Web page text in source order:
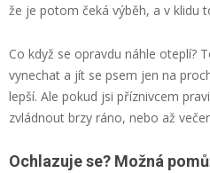
že je potom čeká výběh, a v klidu
Co když se opravdu náhle oteplí?
vynechat a jít se psem jen na
lepší. Ale pokud jsi příznivcem
zvládnout brzy ráno, nebo až
Ochlazuje se? Možná